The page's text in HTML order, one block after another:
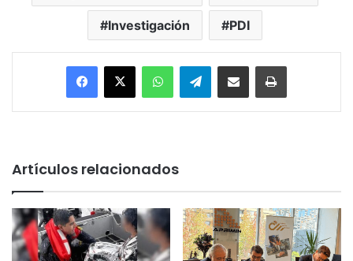
Investigación PDI
Facebook
X WhatsAppTelegramEnviar vía email Imprimir
Artículos relacionados